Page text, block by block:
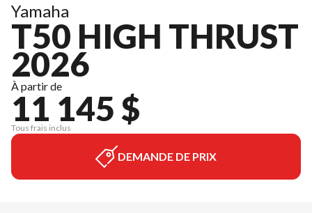
Yamaha
T50 HIGH THRUST
2026
À partir de
11 145 $
Tous frais inclus
DEMANDE DE PRIX